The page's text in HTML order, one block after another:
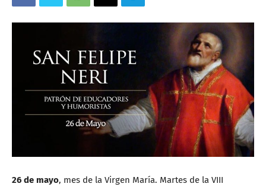
26 de mayo, mes de la Virgen María. Martes de la VIII